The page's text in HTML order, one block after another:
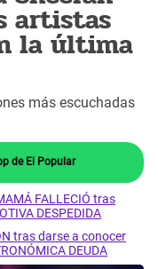
artistas
la última
más escuchadas
de El Popular
FALLECIÓ tras
DESPEDIDA
tras darse a conocer
DEUDA